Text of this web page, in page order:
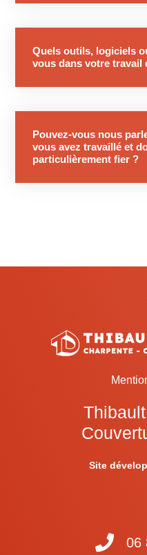
Quels outils, logiciels
vous dans votre travail
Pouvez-vous nous
vous avez travaillé et
particulièrement fier ?
Site
‭06